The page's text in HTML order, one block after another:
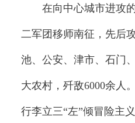
在向中心城市进攻的
二军团移师南征，先后
池、公安、津市、石门
大农村，歼敌6000余人
行李立三“左”倾冒险主